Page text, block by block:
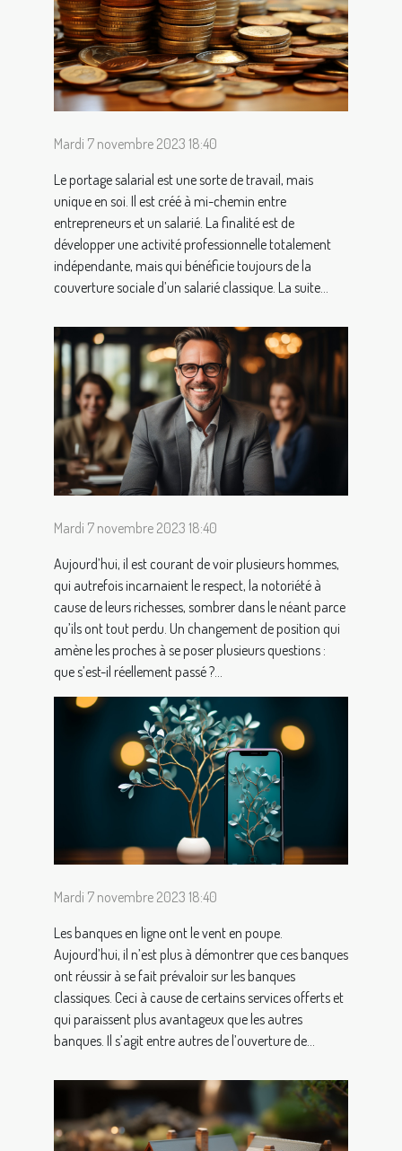
Mardi 7 novembre 2023 18:40
Le portage salarial est une sorte de travail, mais
unique en soi. Il est créé à mi-chemin entre
entrepreneurs et un salarié. La finalité est de
développer une activité professionnelle totalement
indépendante, mais qui bénéficie toujours de la
couverture sociale d’un salarié classique. La suite...
Mardi 7 novembre 2023 18:40
Aujourd’hui, il est courant de voir plusieurs hommes,
qui autrefois incarnaient le respect, la notoriété à
cause de leurs richesses, sombrer dans le néant parce
qu’ils ont tout perdu. Un changement de position qui
amène les proches à se poser plusieurs questions :
que s’est-il réellement passé ?...
Mardi 7 novembre 2023 18:40
Les banques en ligne ont le vent en poupe.
Aujourd’hui, il n’est plus à démontrer que ces banques
ont réussir à se fait prévaloir sur les banques
classiques. Ceci à cause de certains services offerts et
qui paraissent plus avantageux que les autres
banques. Il s’agit entre autres de l’ouverture de...